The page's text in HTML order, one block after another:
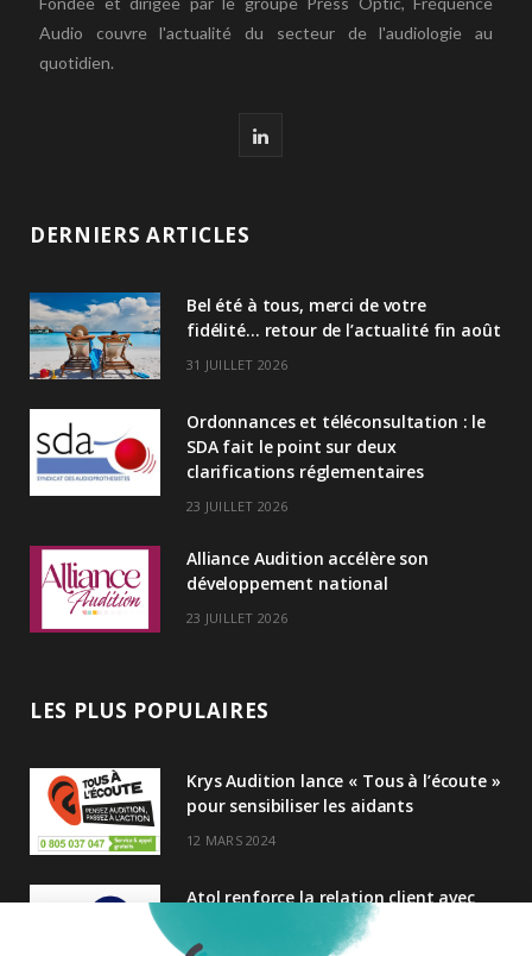
Audio couvre l'actualité du secteur de l'audiologie au
quotidien.
L
e
n
DERNIERS ARTICLES
Bel été à tous, merci de votre
fidélité… retour de l’actualité fin août
31 JUILLET 2026
Ordonnances et téléconsultation : le
SDA fait le point sur deux
clarifications réglementaires
23 JUILLET 2026
Alliance Audition accélère son
développement national
23 JUILLET 2026
LES PLUS POPULAIRES
Krys Audition lance « Tous à l’écoute »
pour sensibiliser les aidants
12 MARS 2024
Atol renforce la relation client avec
une nouvelle campagne axée sur la
satisfaction